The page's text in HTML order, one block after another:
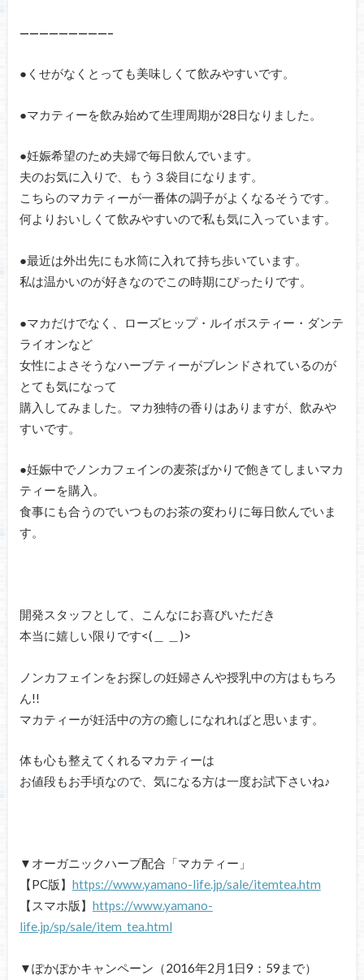
—————————–
●くせがなくとっても美味しくて飲みやすいです。
●マカティーを飲み始めて生理周期が28日なりました。
●妊娠希望のため夫婦で毎日飲んでいます。
夫のお気に入りで、もう３袋目になります。
こちらのマカティーが一番体の調子がよくなるそうです。
何よりおいしくて飲みやすいので私も気に入っています。
●最近は外出先にも水筒に入れて持ち歩いています。
私は温かいのが好きなのでこの時期にぴったりです。
●マカだけでなく、ローズヒップ・ルイボスティー・ダンテ
ライオンなど
女性によさそうなハーブティーがブレンドされているのが
とても気になって
購入してみました。マカ独特の香りはありますが、飲みや
すいです。
●妊娠中でノンカフェインの麦茶ばかりで飽きてしまいマカ
ティーを購入。
食事にも合うのでいつものお茶の変わりに毎日飲んでいま
す。
開発スタッフとして、こんなにお喜びいただき
本当に嬉しい限りです<(＿ ＿)>
ノンカフェインをお探しの妊婦さんや授乳中の方はもちろ
ん!!
マカティーが妊活中の方の癒しになれればと思います。
体も心も整えてくれるマカティーは
お値段もお手頃なので、気になる方は一度お試下さいね♪
▼オーガニックハーブ配合「マカティー」
【PC版】 https://www.yamano-life.jp/sale/itemtea.htm
【スマホ版】 https://www.yamano-
life.jp/sp/sale/item_tea.html
▼ぽかぽかキャンペーン（2016年2月1日9：59まで）